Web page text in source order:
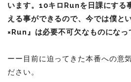
います。10キロRunを日課にする
える事ができるので、今では僕と
×Run』は必要不可欠なものになっ
ーー目前に迫ってきた本番への意
ださい。